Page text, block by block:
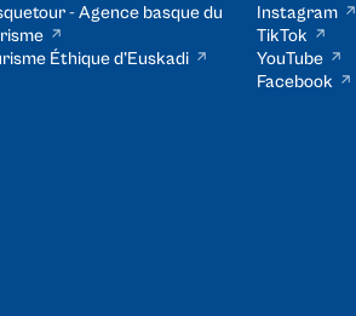
- Agence basque du
Éthique d’Euskadi​
Instagram
TikTok
YouTube
Facebook